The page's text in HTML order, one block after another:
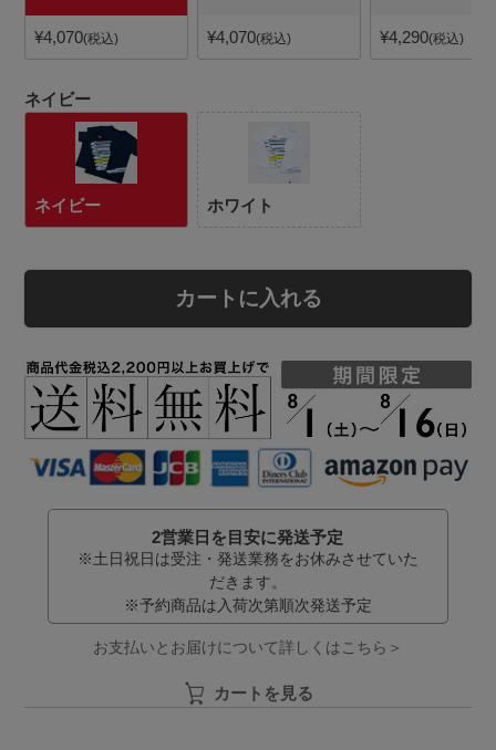
¥4,070 税込 ¥4,070 税込 ¥4,290 税込
ネイビー
ネイビー ホワイト
カートに入れる
2営業日を目安に発送予定
※土日祝日は受注・発送業務をお休みさせていた
だきます。
※予約商品は入荷次第順次発送予定
お支払いとお届けについて詳しくはこちら＞
カートを見る